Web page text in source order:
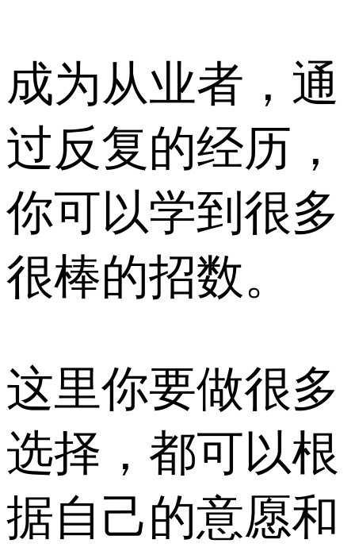
成为从业者，通
过反复的经历，
你可以学到很多
很棒的招数。
这里你要做很多
选择，都可以根
据自己的意愿和